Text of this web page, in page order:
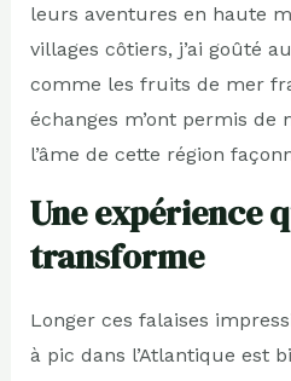
leurs aventures en haute
villages côtiers, j’ai goûté
comme les fruits de mer
échanges m’ont permis de
l’âme de cette région
Une expérience
transforme
Longer ces falaises
à pic dans l’Atlantique est